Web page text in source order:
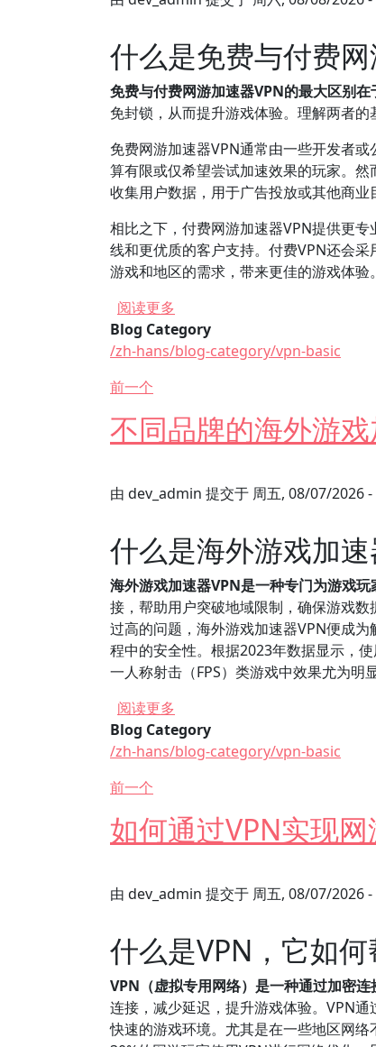
什么是免费与付费
免费与付费网游加速器VPN的最大区别在
免封锁，从而提升游戏体验。理解两者的
免费网游加速器VPN通常由一些开发者
算有限或仅希望尝试加速效果的玩家。
收集用户数据，用于广告投放或其他商业
相比之下，付费网游加速器VPN提供更
线和更优质的客户支持。付费VPN还会
游戏和地区的需求，带来更佳的游戏体验。
阅读更多
Blog Category
/zh-hans/blog-category/vpn-basic
前一个
不同品牌的海外游
由 dev_admin 提交于 周五, 08/07/2026 -
什么是海外游戏加速
海外游戏加速器VPN是一种专门为游戏
接，帮助用户突破地域限制，确保游戏
过高的问题，海外游戏加速器VPN便成
程中的安全性。根据2023年数据显示，
一人称射击（FPS）类游戏中效果尤为明显
阅读更多
Blog Category
/zh-hans/blog-category/vpn-basic
前一个
如何通过VPN实现
由 dev_admin 提交于 周五, 08/07/2026 -
什么是VPN，它如
VPN（虚拟专用网络）是一种通过加密
连接，减少延迟，提升游戏体验。VPN
快速的游戏环境。尤其是在一些地区网